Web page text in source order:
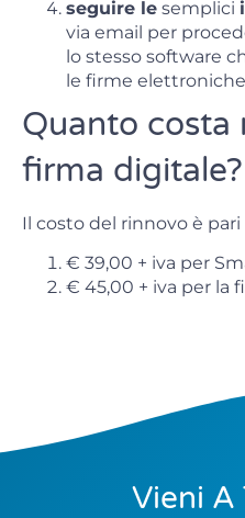
seguire le semplici
via email per
lo stesso software
le firme elettroniche
Quanto costa
firma digitale?
Il costo del rinnovo è pari
€ 39,00 + iva per
€ 45,00 + iva per la
Vieni A